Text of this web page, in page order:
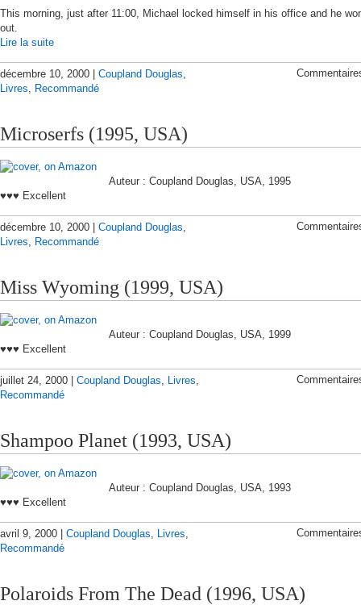
This morning, just after 11:00, Michael locked himself in his office and he
out.
Lire la suite
décembre 10, 2000 | Coupland Douglas,
Livres, Recommandé
Microserfs (1995, USA)
Auteur : Coupland Douglas, USA, 1995
♥♥♥ Excellent
décembre 10, 2000 | Coupland Douglas,
Livres, Recommandé
Miss Wyoming (1999, USA)
Auteur : Coupland Douglas, USA, 1999
♥♥♥ Excellent
juillet 24, 2000 | Coupland Douglas, Livres,
Recommandé
Shampoo Planet (1993, USA)
Auteur : Coupland Douglas, USA, 1993
♥♥♥ Excellent
avril 9, 2000 | Coupland Douglas, Livres,
Recommandé
Polaroids From The Dead (1996, USA)